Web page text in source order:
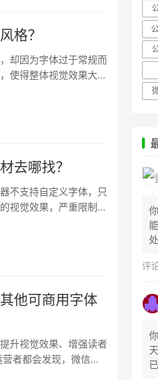
格？
却因为字体过于常规而
使得整体视觉效果大打
去哪找？
不支持自定义字体，只
视觉效果，严重限制了
他可商用字体
升视觉效果、增强读者
者都会发现，微信原
评